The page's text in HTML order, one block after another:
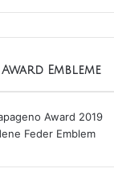
Embleme